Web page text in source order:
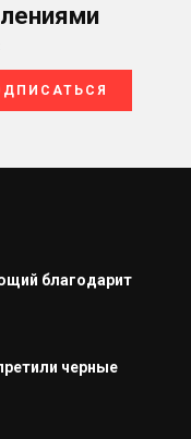
благодарит
черные